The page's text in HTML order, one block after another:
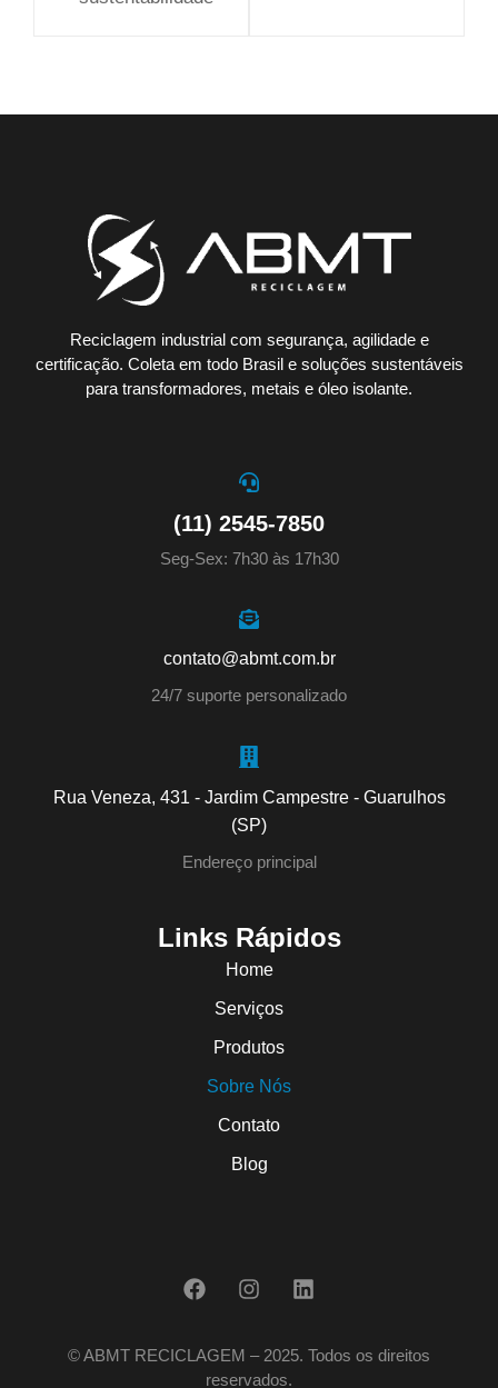
Reciclagem industrial com segurança, agilidade e
certificação. Coleta em todo Brasil e soluções sustentáveis
para transformadores, metais e óleo isolante.
(11) 2545-7850
Seg-Sex: 7h30 às 17h30
contato@abmt.com.br
24/7 suporte personalizado
Rua Veneza, 431 - Jardim Campestre - Guarulhos
(SP)
Endereço principal
Links Rápidos
Home
Serviços
Produtos
Sobre Nós
Contato
Blog
© ABMT RECICLAGEM – 2025. Todos os direitos
reservados.